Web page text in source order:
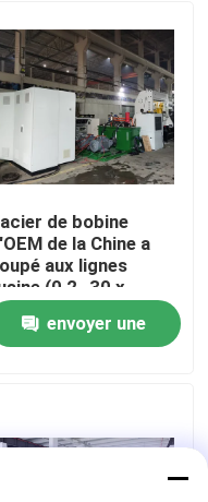
de bobine
de la Chine a
aux lignes
(0,2 -30 x
de la longueur
envoyer une